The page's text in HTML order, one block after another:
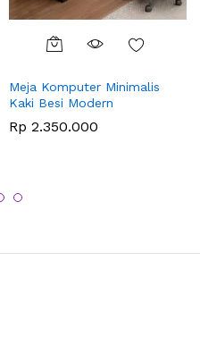
Meja Komputer Minimalis
Kaki Besi Modern
Rp 2.350.000